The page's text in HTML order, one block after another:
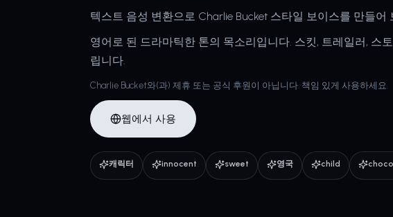
텍스트 음성 변환으로 Charlie Bucket 스타일 보이스를 만들어
영어로 된 드라마틱한 톤의 목소리입니다. 스킷, 트레일러, 스
립니다.
Charlie Bucket와(과) 제휴 또는 공식 후원이 아닙니다. 책임 있게 사용하세요.
웹에서 사용
캐릭터 innocent sweet 영국 child